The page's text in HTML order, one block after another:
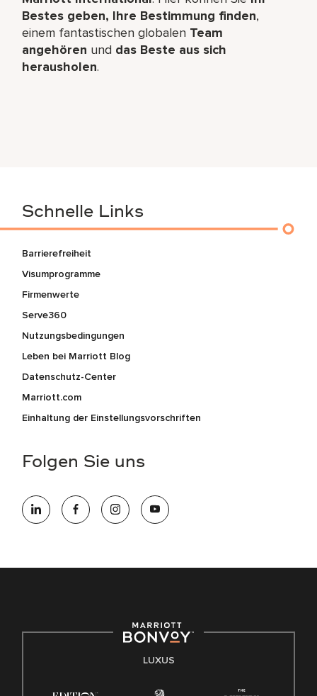
Bestes geben, Ihre Bestimmung finden,
einem fantastischen globalen Team
angehören und das Beste aus sich
herausholen.
Schnelle Links
Barrierefreiheit
Visumprogramme
Firmenwerte
Serve360
Nutzungsbedingungen
Leben bei Marriott Blog
Datenschutz-Center
Marriott.com
Einhaltung der Einstellungsvorschriften
Folgen Sie uns
LUXUS